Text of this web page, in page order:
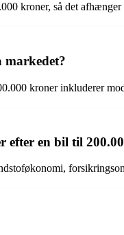
kroner, så det
markedet?
kroner inkluderer
efter en bil til